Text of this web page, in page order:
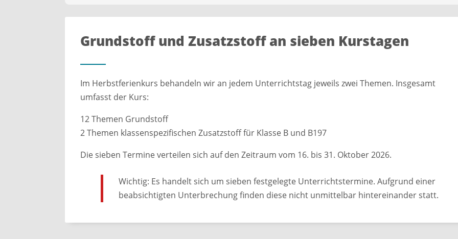
Grundstoff und Zusatzstoff an sieben Kurstagen
Im Herbstferienkurs behandeln wir an jedem Unterrichtstag jeweils zwei Themen. Insgesamt
umfasst der Kurs:
12 Themen Grundstoff
2 Themen klassenspezifischen Zusatzstoff für Klasse B und B197
Die sieben Termine verteilen sich auf den Zeitraum vom 16. bis 31. Oktober 2026.
Wichtig: Es handelt sich um sieben festgelegte Unterrichtstermine. Aufgrund einer
beabsichtigten Unterbrechung finden diese nicht unmittelbar hintereinander statt.